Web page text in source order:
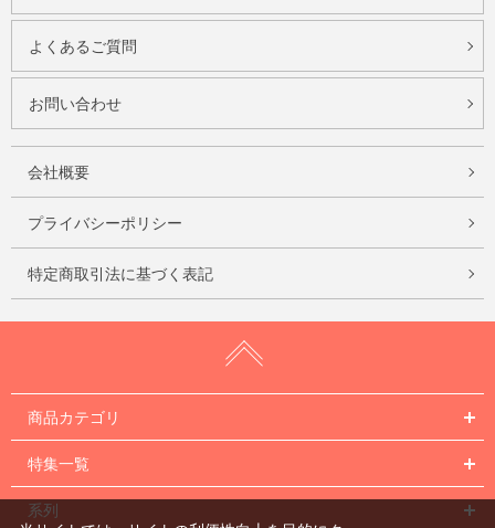
よくあるご質問
お問い合わせ
会社概要
プライバシーポリシー
特定商取引法に基づく表記
商品カテゴリ
特集一覧
系列